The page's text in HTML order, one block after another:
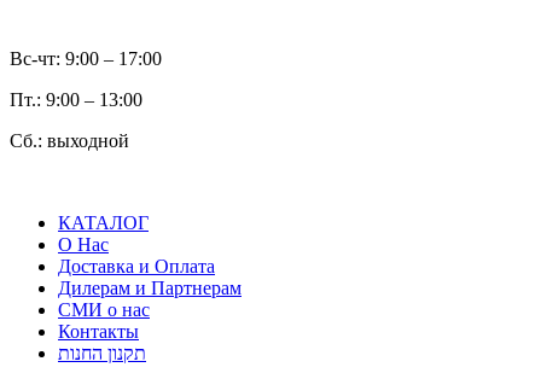
Вс-чт: 9:00 – 17:00
Пт.: 9:00 – 13:00
Сб.: выходной
КАТАЛОГ
О Нас
Доставка и Оплата
Дилерам и Партнерам
СМИ о нас
Контакты
תקנון החנות